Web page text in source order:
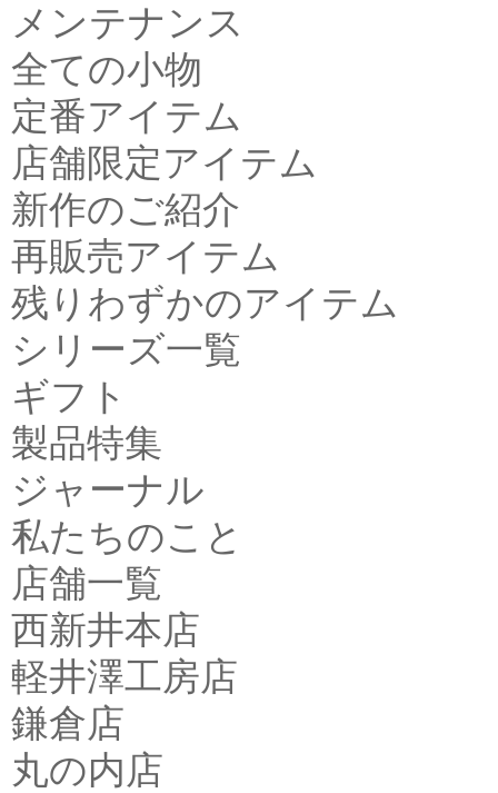
メンテナンス
全ての小物
定番アイテム
店舗限定アイテム
新作のご紹介
再販売アイテム
残りわずかのアイテム
シリーズ一覧
ギフト
製品特集
ジャーナル
私たちのこと
店舗一覧
西新井本店
軽井澤工房店
鎌倉店
丸の内店